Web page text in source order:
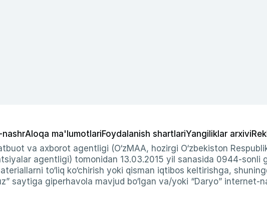
nashrAloqa ma'lumotlariFoydalanish shartlariYangiliklar arxivi
va axborot agentligi (O‘zMAA, hozirgi O‘zbekiston
agentligi) tomonidan 13.03.2015 yil sanasida 0944-sonli
to‘liq ko‘chirish yoki qisman iqtibos keltirishga,
saytiga giperhavola mavjud bo‘lgan va/yoki “Daryo” internet-